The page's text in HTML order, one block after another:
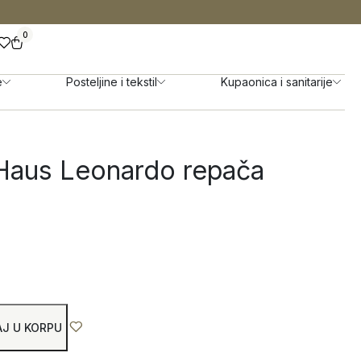
0
Posteljine i tekstil Kupaonica i sanitarije
Leonardo repača
U KORPU